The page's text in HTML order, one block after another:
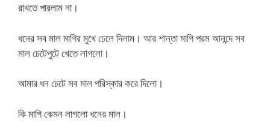
রাখতে পারলাম না।
ধনের সব মাল মাগির মুখে ঢেলে দিলাম। আর শান্তা মাগি পরম আনন্দে সব
মাল চেটেপুটে খেতে লাগলো।
আমার ধন চেটে সব মাল পরিস্কার করে দিলো।
কি মাগি কেমন লাগলো ধনের মাল।